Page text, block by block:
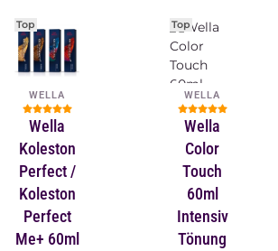
Top
WELLA
Wella
Koleston
Perfect /
Koleston
Perfect
Me+ 60ml
Top
WELLA
Wella
Color
Touch
60ml
Intensiv
Tönung